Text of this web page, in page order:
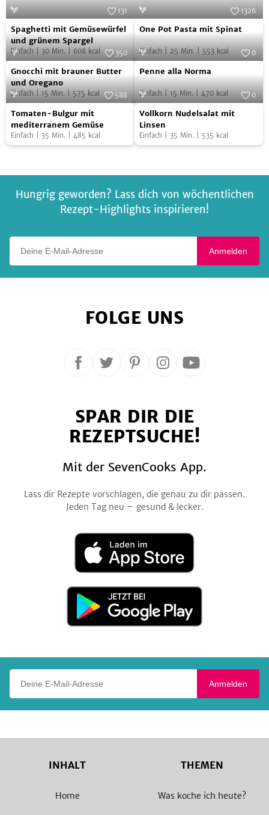
Spaghetti
mit
Gemüsewürfel
und
grünem
Spargel
Foto: SevenCooks
131
Spaghetti mit Gemüsewürfel
und grünem Spargel
Einfach 30 Min. 608 kcal
One
Pot
Pasta
mit
Spinat
Foto: SevenCooks
1326
One Pot Pasta mit Spinat
Einfach 25 Min. 553 kcal
Gnocchi
mit
brauner
Butter
und
Oregano
350
Gnocchi mit brauner Butter
und Oregano
Einfach 15 Min. 575 kcal
Penne
alla
Norma
0
Penne alla Norma
Einfach 15 Min. 470 kcal
Tomaten-
Bulgur
mit
Foto:
588
Tomaten-Bulgur mit
mediterranem Gemüse
Einfach 35 Min. 485 kcal
Vollkorn
Nudelsalat
mit
Foto: SevenCooks
0
Vollkorn Nudelsalat mit
Linsen
Einfach 35 Min. 535 kcal
Hungrig geworden? Lass dich von wöchentlichen
Rezept-Highlights inspirieren!
Anmelden
FOLGE UNS
Folge
Facebook
Folge
Twitter
Folge
Pinterest
Folge
Instagram
Folge
YouTube
SPAR DIR DIE
REZEPTSUCHE!
Mit der SevenCooks App.
Lass dir Rezepte vorschlagen, die genau zu dir passen.
Jeden Tag neu – gesund & lecker.
Laden
im
App
Jetzt
Google
Anmelden
INHALT
Home
THEMEN
Was koche ich heute?